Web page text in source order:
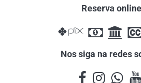
Reserva online
Nos siga na redes